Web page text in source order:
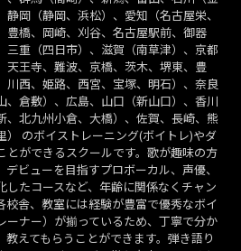
岡（静岡、浜松）、愛知（名古屋栄、
豊橋、岡崎、刈谷、名古屋駅前、御器
三重（四日市）、滋賀（南草津）、京都
天王寺、難波、京橋、茨木、堺東、豊
川西、姫路、西宮、宝塚、明石）、奈良
、倉敷）、広島、山口（新山口）、香川
、北九州小倉、大橋）、佐賀、長崎、熊
） のボイストレーニング(ボイトレ)やダ
とができるスクールです。歌が趣味の方
ビューを目指すプロボーカル、声優、
したコースなど、年齢に関係なくチャン
校舎、教室には経験が豊富で優秀なボイ
ーナー）が揃っているため、丁寧で分か
えてもらうことができます。弾き語り